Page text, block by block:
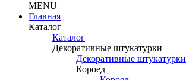
MENU
Главная
Каталог
Каталог
Декоративные штукатурки
Декоративные штукатурки
Короед